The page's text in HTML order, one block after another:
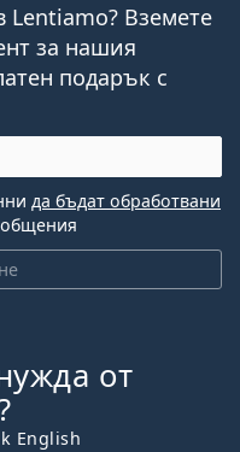
Lentiamo? Вземете
за нашия
подарък с
да бъдат обработвани
от
English